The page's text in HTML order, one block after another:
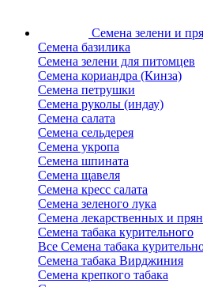
Семена зелени и
Семена базилика
Семена зелени для питомцев
Семена кориандра (Кинза)
Семена петрушки
Семена руколы (индау)
Семена салата
Семена сельдерея
Семена укропа
Семена шпината
Семена щавеля
Семена кресс салата
Семена зеленого лука
Семена лекарственных и
Семена табака курительного
Все Семена табака
Семена табака Вирджиния
Семена крепкого табака